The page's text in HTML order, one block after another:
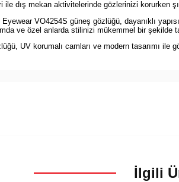
dış mekan aktivitelerinde gözlerinizi korurken
VO4254S güneş gözlüğü, dayanıklı
ve özel anlarda stilinizi mükemmel bir şekilde
UV korumalı camları ve modern tasarımı ile
İlgili